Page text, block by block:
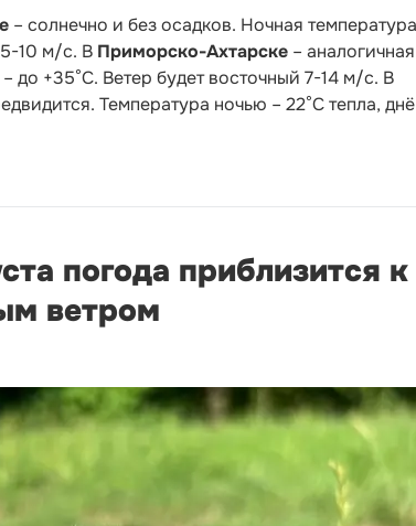
– солнечно и без осадков. Ночная
5-10 м/с. В Приморско-Ахтарске – аналогичная
до +35°С. Ветер будет восточный 7-14 м/с. В
Температура ночью – 22°С тепла,
погода приблизится
ветром